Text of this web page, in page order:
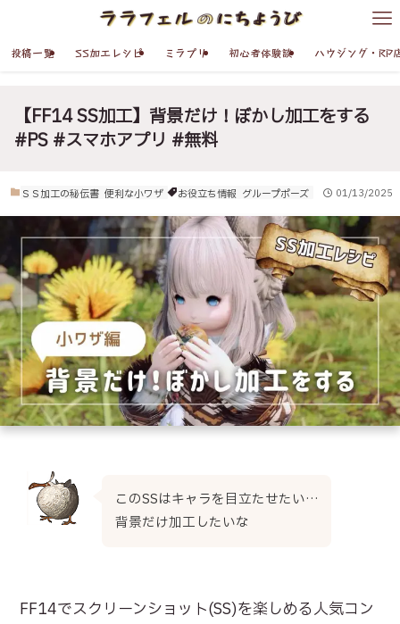
投稿一覧 SS加工レシピ ミラプリ 初心者体験談 ハウジング・RP
【FF14 SS加工】背景だけ！ぼかし加工をする
#PS #スマホアプリ #無料
ＳＳ加工の秘伝書 便利な小ワザ お役立ち情報 グループポーズ 01/13/2025
このSSはキャラを目立たせたい…
背景だけ加工したいな
FF14でスクリーンショット(SS)を楽しめる人気コン